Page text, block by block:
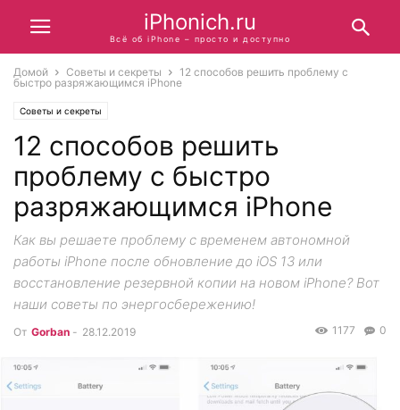
iPhonich.ru
Всё об iPhone – просто и доступно
Домой Советы и секреты
12 способов решить проблему с
быстро разряжающимся iPhone
Советы и секреты
12 способов решить
проблему с быстро
разряжающимся iPhone
Как вы решаете проблему с временем автономной
работы iPhone после обновление до iOS 13 или
восстановление резервной копии на новом iPhone? Вот
наши советы по энергосбережению!
От Gorban - 28.12.2019 0
1177